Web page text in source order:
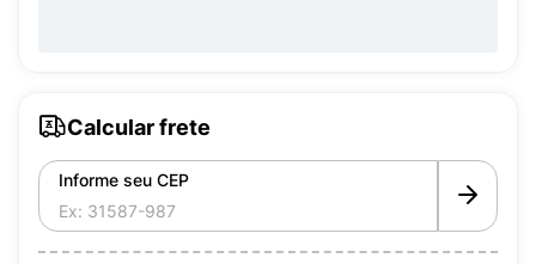
Calcular frete
Informe seu CEP